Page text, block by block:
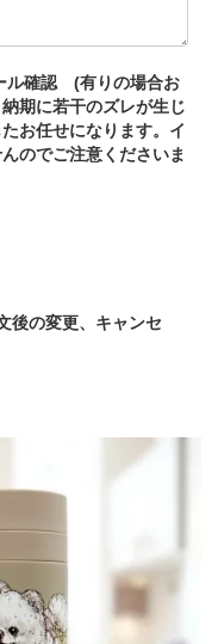
ル確認 (有りの場合お
期に若干のズレが生じ
お任せになります。イ
のでご注意くださいま
後の変更、キャンセ